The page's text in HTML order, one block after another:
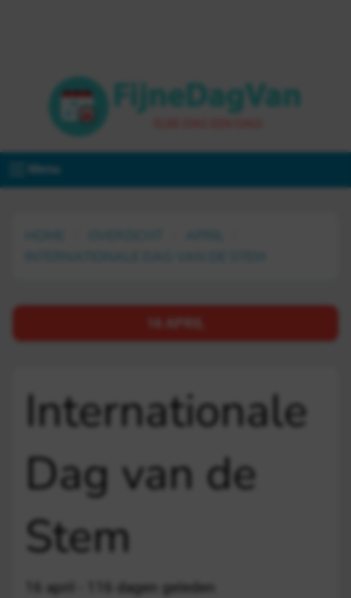
Menu
Internationale
Dag van de
Stem
16 april - 116 dagen geleden